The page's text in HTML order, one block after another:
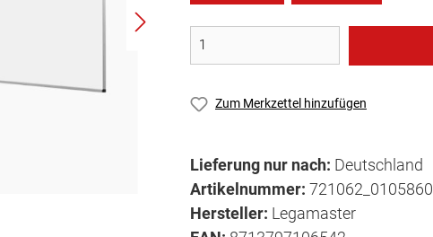
Zum Merkzettel hinzufügen
Lieferung nur nach: Deutschland
Artikelnummer: 721062_0105860
Hersteller: Legamaster